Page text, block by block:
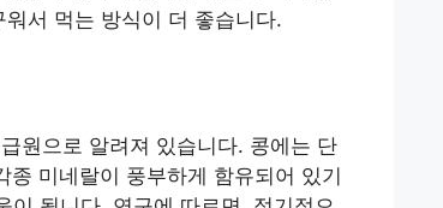
서 먹는 방식이 더 좋습니다.
원으로 알려져 있습니다. 콩에는 단
미네랄이 풍부하게 함유되어 있기